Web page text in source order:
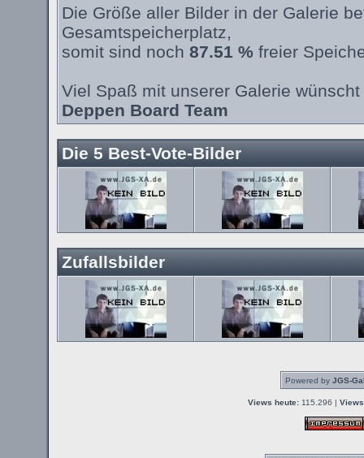
Die Größe aller Bilder in der Galerie
Gesamtspeicherplatz,
somit sind noch 87.51 % freier
Viel Spaß mit unserer Galerie
Deppen Board Team
Die 5 Best-Vote-Bilder
Zufallsbilder
Powered by JGS-
Views heute:115.296 |